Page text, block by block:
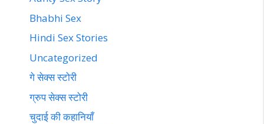
Bhabhi Sex
Hindi Sex Stories
Uncategorized
गे सेक्स स्टोरी
ग्रुप सेक्स स्टोरी
चुदाई की कहानियाँ